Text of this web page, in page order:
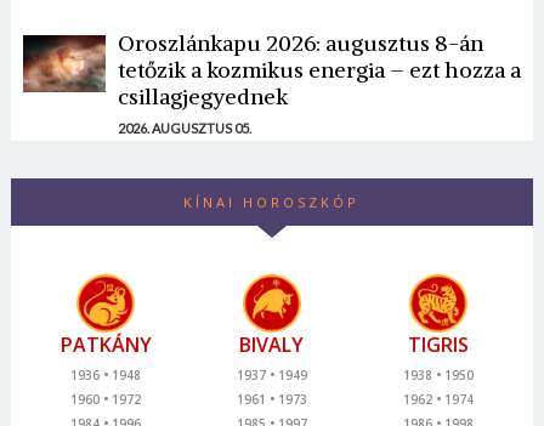
Oroszlánkapu 2026: augusztus 8-án
tetőzik a kozmikus energia – ezt hozza a
csillagjegyednek
2026. AUGUSZTUS 05.
KÍNAI HOROSZKÓP
PATKÁNY
1936
1948
1960
1972
BIVALY
1937
1949
1961
1973
TIGRIS
1938
1950
1962
1974